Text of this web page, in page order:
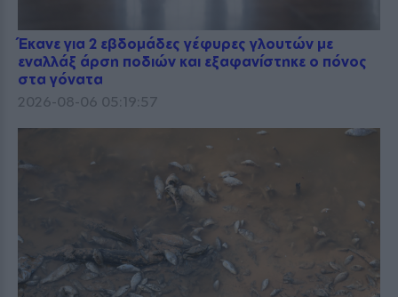
Έκανε για 2 εβδομάδες γέφυρες γλουτών με
εναλλάξ άρση ποδιών και εξαφανίστηκε ο πόνος
στα γόνατα
2026-08-06 05:19:57